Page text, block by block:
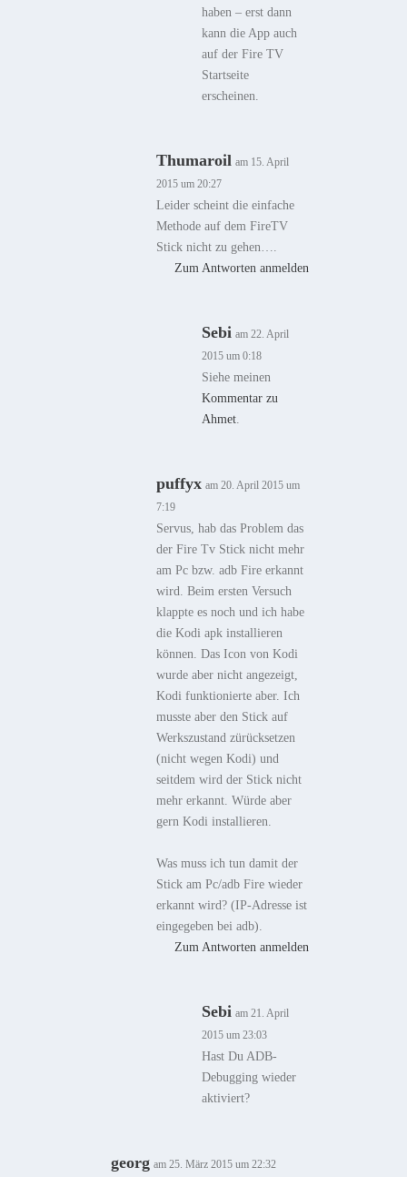
haben – erst dann
kann die App auch
auf der Fire TV
Startseite
erscheinen.
Thumaroil am 15. April
2015 um 20:27
Leider scheint die einfache
Methode auf dem FireTV
Stick nicht zu gehen….
Zum Antworten anmelden
Sebi am 22. April
2015 um 0:18
Siehe meinen
Kommentar zu
Ahmet.
puffyx am 20. April 2015 um
7:19
Servus, hab das Problem das
der Fire Tv Stick nicht mehr
am Pc bzw. adb Fire erkannt
wird. Beim ersten Versuch
klappte es noch und ich habe
die Kodi apk installieren
können. Das Icon von Kodi
wurde aber nicht angezeigt,
Kodi funktionierte aber. Ich
musste aber den Stick auf
Werkszustand zürücksetzen
(nicht wegen Kodi) und
seitdem wird der Stick nicht
mehr erkannt. Würde aber
gern Kodi installieren.
Was muss ich tun damit der
Stick am Pc/adb Fire wieder
erkannt wird? (IP-Adresse ist
eingegeben bei adb).
Zum Antworten anmelden
Sebi am 21. April
2015 um 23:03
Hast Du ADB-
Debugging wieder
aktiviert?
georg am 25. März 2015 um 22:32